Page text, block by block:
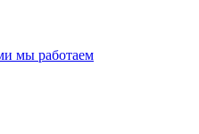
мы работаем